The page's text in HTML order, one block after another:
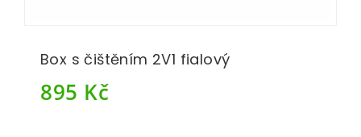
Box s čištěním 2V1 fialový
895 Kč